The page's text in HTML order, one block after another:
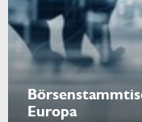
Europa